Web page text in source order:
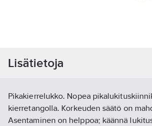
Lisätietoja
Pikakierrelukko. Nopea
kierretangolla. Korkeuden säätö on
Asentaminen on helppoa; käännä